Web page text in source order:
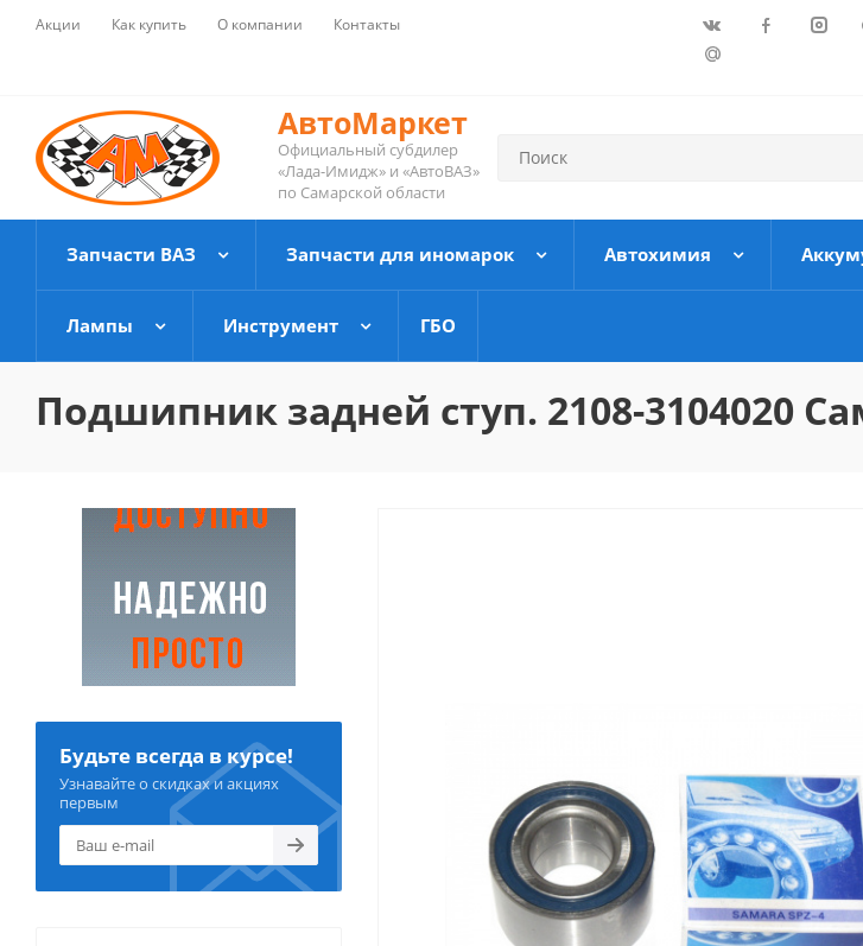
Акции Как купить О компании Контакты
АвтоМаркет
Официальный субдилер
«Лада-Имидж» и «АвтоВАЗ»
по Самарской области
Запчасти ВАЗ Запчасти для иномарок Автохимия
Лампы Инструмент ГБО
Подшипник задней ступ. 2108-3104020
Будьте всегда в курсе!
Узнавайте о скидках и акциях
первым